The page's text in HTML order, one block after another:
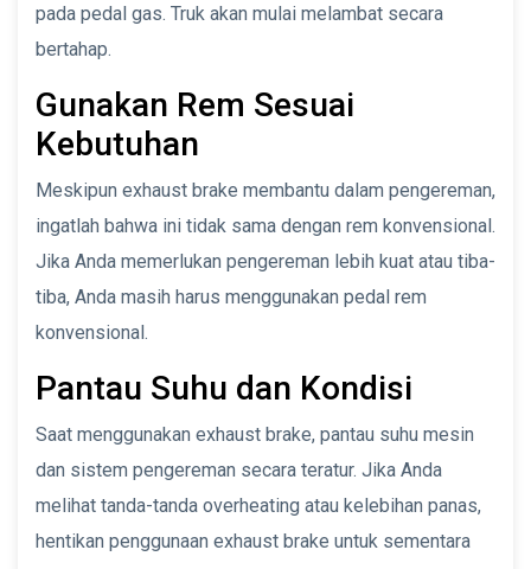
pada pedal gas. Truk akan mulai melambat secara
bertahap.
Gunakan Rem Sesuai
Kebutuhan
Meskipun exhaust brake membantu dalam pengereman,
ingatlah bahwa ini tidak sama dengan rem konvensional.
Jika Anda memerlukan pengereman lebih kuat atau tiba-
tiba, Anda masih harus menggunakan pedal rem
konvensional.
Pantau Suhu dan Kondisi
Saat menggunakan exhaust brake, pantau suhu mesin
dan sistem pengereman secara teratur. Jika Anda
melihat tanda-tanda overheating atau kelebihan panas,
hentikan penggunaan exhaust brake untuk sementara